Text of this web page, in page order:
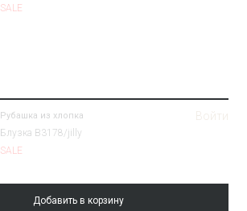
SALE
Рубашка из хлопка
Блузка B3178/jilly
SALE
Войти
Добавить в корзину